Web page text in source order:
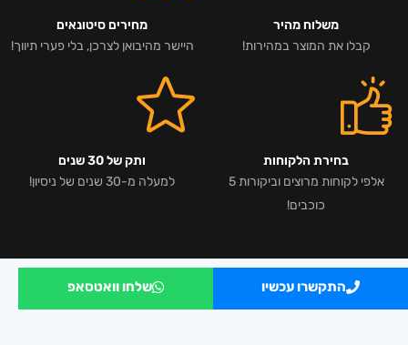
משלוח מהיר
קבלו את המוצר במהירות!
מחירים סיטונאים
היישר מהיבואן לצרכן, בלי פערי תיווך!
בחירת הלקוחות
אלפי לקוחות מרוצים וביקורות 5
כוכבים!
ותק של 30 שנים
למעלה מ-30 שנים של ניסיון!
התקשרו עכשיו שלחו וואטסאפ